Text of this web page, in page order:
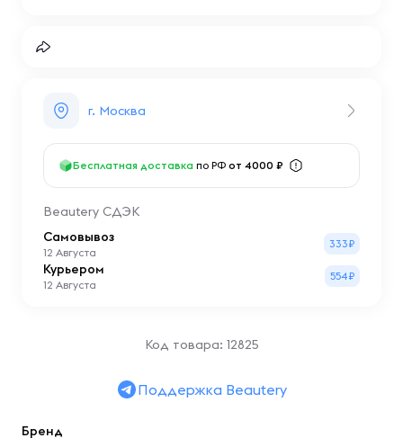
г. Москва
Бесплатная доставка по РФ от 4000 ₽
Beautery СДЭК
Самовывоз
12 Августа
333₽
Курьером
12 Августа
554₽
Код товара: 12825
Поддержка Beautery
Бренд